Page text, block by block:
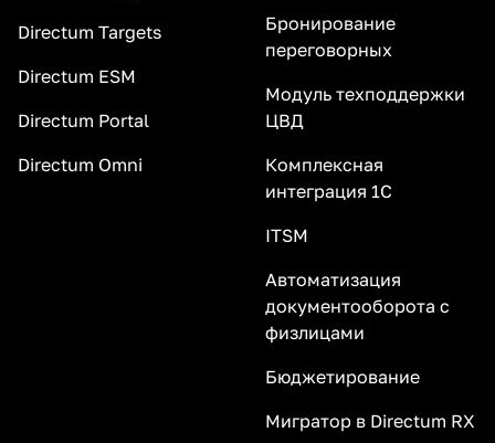
Directum Targets
Directum ESM
Directum Portal
Directum Omni
Бронирование
переговорных
Модуль техподдержки
ЦВД
Комплексная
интеграция 1С
ITSM
Автоматизация
документооборота с
физлицами
Бюджетирование
Мигратор в Directum RX